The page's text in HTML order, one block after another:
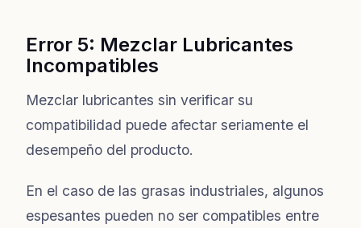
Error 5: Mezclar Lubricantes
Incompatibles
Mezclar lubricantes sin verificar su
compatibilidad puede afectar seriamente el
desempeño del producto.
En el caso de las grasas industriales, algunos
espesantes pueden no ser compatibles entre